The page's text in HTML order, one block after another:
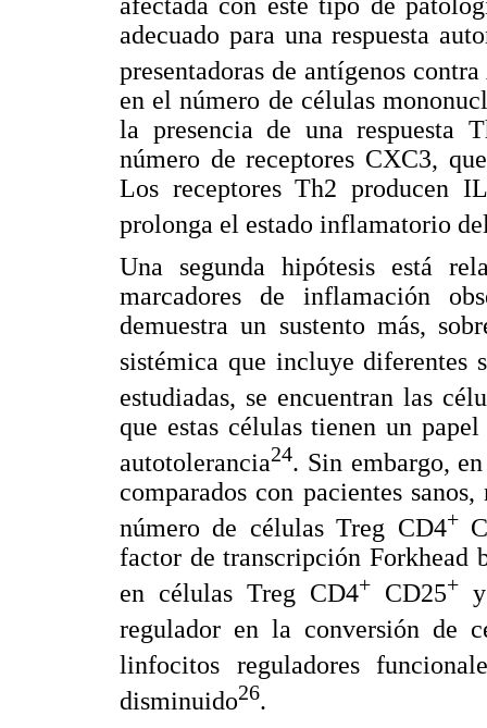
adecuado para una respuesta
presentadoras de antígenos
en el número de células
la presencia de una respuesta
número de receptores CXC3,
Los receptores Th2 producen
prolonga el estado inflamatorio
Una segunda hipótesis está
marcadores de inflamación
demuestra un sustento más,
sistémica que incluye diferentes
estudiadas, se encuentran las
que estas células tienen un
autotolerancia24. Sin embargo,
comparados con pacientes
número de células Treg CD4+
factor de transcripción Forkhead
en células Treg CD4+ CD25+
regulador en la conversión de
linfocitos reguladores
disminuido26.